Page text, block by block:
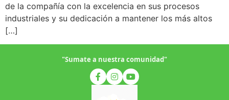
de la compañía con la excelencia en sus procesos
industriales y su dedicación a mantener los más altos
[…]
"Sumate a nuestra comunidad"